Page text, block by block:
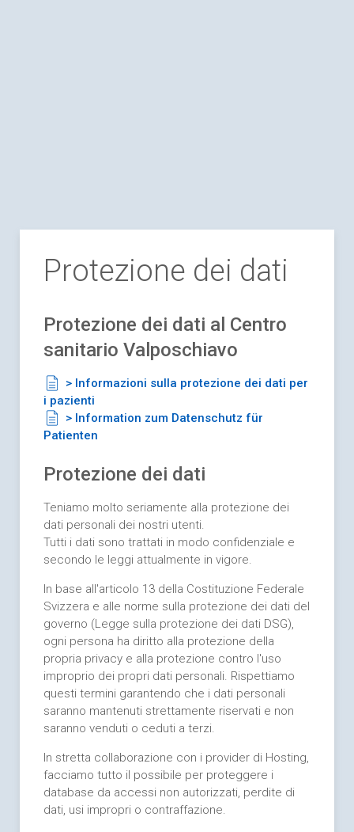
Protezione dei dati
Protezione dei dati al Centro
sanitario Valposchiavo
> Informazioni sulla protezione dei dati per
i pazienti
> Information zum Datenschutz für
Patienten
Protezione dei dati
Teniamo molto seriamente alla protezione dei
dati personali dei nostri utenti.
Tutti i dati sono trattati in modo confidenziale e
secondo le leggi attualmente in vigore.
In base all'articolo 13 della Costituzione Federale
Svizzera e alle norme sulla protezione dei dati del
governo (Legge sulla protezione dei dati DSG),
ogni persona ha diritto alla protezione della
propria privacy e alla protezione contro l'uso
improprio dei propri dati personali. Rispettiamo
questi termini garantendo che i dati personali
saranno mantenuti strettamente riservati e non
saranno venduti o ceduti a terzi.
In stretta collaborazione con i provider di Hosting,
facciamo tutto il possibile per proteggere i
database da accessi non autorizzati, perdite di
dati, usi impropri o contraffazione.